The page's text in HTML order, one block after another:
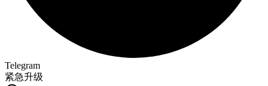
Telegram
紧急升级